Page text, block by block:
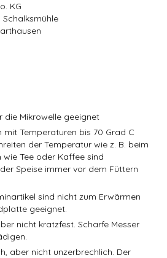
KG
Schalksmühle
die Mikrowelle geeignet
mit Temperaturen bis 70 Grad C
der Temperatur wie z. B. beim
wie Tee oder Kaffee sind
Speise immer vor dem Füttern
sind nicht zum Erwärmen
geeignet.
nicht kratzfest. Scharfe Messer
aber nicht unzerbrechlich. Der